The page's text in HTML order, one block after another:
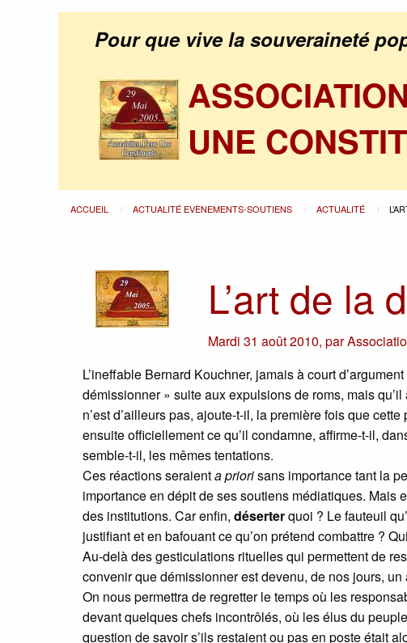
Pour que vive la souveraineté
UNE
ACCUEIL ACTUALITÉ EVÈNEMENTS-SOUTIENS ACTUALITÉ
L’art de la
Mardi 31 août 2010,par
L’ineffable Bernard Kouchner, jamais à court
démissionner » suite aux expulsions de roms, mais
n’est d’ailleurs pas, ajoute-t-il, la première fois que
ensuite officiellement ce qu’il condamne, affirme-t-il,
semble-t-il, les mêmes tentations.
Ces réactions seraienta priorisans importance tant la
importance en dépit de ses soutiens médiatiques.
des institutions. Car enfin, déserterquoi ? Le fauteuil
justifiant et en bafouant ce qu’on prétend combattre ?
Au-delà des gesticulations rituelles qui permettent de
convenir que démissionner est devenu, de nos jours, un
On nous permettra de regretter le temps où les
devant quelques chefs incontrôlés, où les élus du
question de savoir s’ils restaient ou pas en poste était